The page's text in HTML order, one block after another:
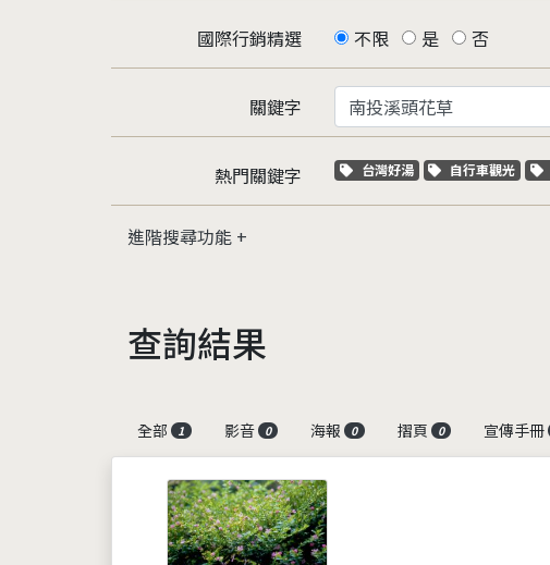
國際行銷精選 不限 是 否
關鍵字
熱門關鍵字 關鍵字標籤
台灣好湯 關鍵字標籤
自行車觀光
進階搜尋功能
查詢結果
全部
1 影音 0 海報 0 摺頁 0 宣傳手冊